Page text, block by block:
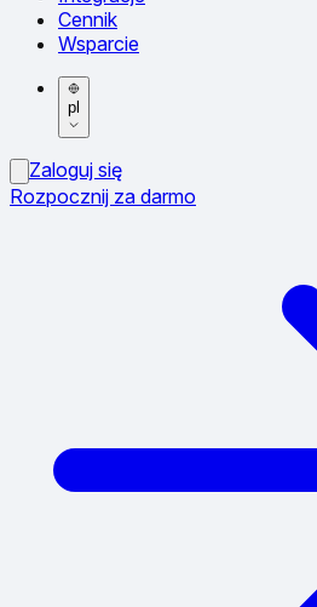
Cennik
Wsparcie
pl
Zaloguj się
Rozpocznij za darmo